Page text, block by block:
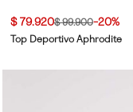
$ 79.920$ 99.900-20%
Top Deportivo Aphrodite